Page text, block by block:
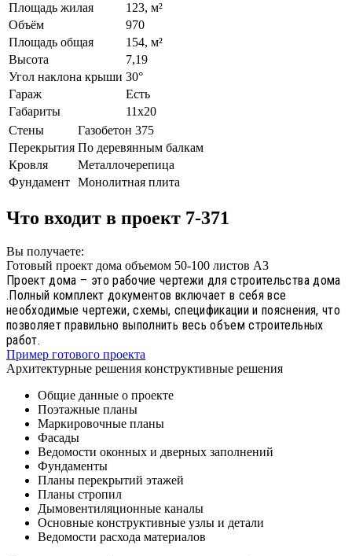
Площадь жилая
123, м²
Объём
970
Площадь общая
154, м²
Высота
7,19
Угол наклона крыши 30°
Гараж
Есть
Габариты
11х20
Стены
Газобетон 375
Перекрытия По деревянным балкам
Кровля
Металлочерепица
Фундамент Монолитная плита
Что входит в проект 7-371
Вы получаете:
Готовый проект дома объемом 50-100 листов А3
Проект дома – это рабочие чертежи для строительства дома
.Полный комплект документов включает в себя все
необходимые чертежи, схемы, спецификации и пояснения, что
позволяет правильно выполнить весь объем строительных
работ.
Пример готового проекта
Архитектурные решения конструктивные решения
Общие данные о проекте
Поэтажные планы
Маркировочные планы
Фасады
Ведомости оконных и дверных заполнений
Фундаменты
Планы перекрытий этажей
Планы стропил
Дымовентиляционные каналы
Основные конструктивные узлы и детали
Ведомости расхода материалов